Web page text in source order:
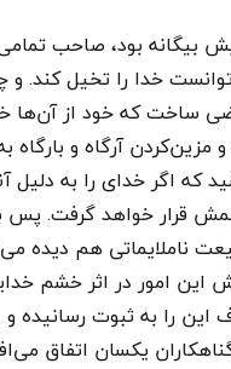
بیگانه بود، صاحب
خدا را تخیل کند. و
ساخت که خود از آن‌ها
و مزین‌کردن آرگاه و
که اگر خدای را به دلیل
خواهد گرفت. پس به
ناملایماتی هم دیده
این امور در اثر خشم
این را به ثبوت رسانیده
یکسان اتفاق